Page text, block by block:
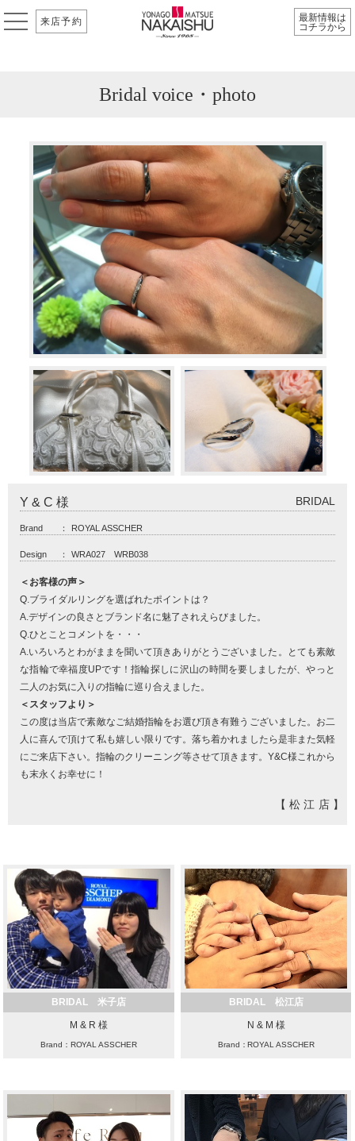
来店予約
最新情報は
コチラから
Bridal voice・photo
Y & C 様 BRIDAL
Brand ： ROYAL ASSCHER
Design ： WRA027 WRB038
＜お客様の声＞
Q.ブライダルリングを選ばれたポイントは？
A.デザインの良さとブランド名に魅了されえらびました。
Q.ひとことコメントを・・・
A.いろいろとわがままを聞いて頂きありがとうございました。とても素敵
な指輪で幸福度UPです！指輪探しに沢山の時間を要しましたが、やっと
二人のお気に入りの指輪に巡り合えました。
＜スタッフより＞
この度は当店で素敵なご結婚指輪をお選び頂き有難うございました。お二
人に喜んで頂けて私も嬉しい限りです。落ち着かれましたら是非また気軽
にご来店下さい。指輪のクリーニング等させて頂きます。Y&C様これから
も末永くお幸せに！
【松江店】
BRIDAL 米子店
M & R 様
Brand：ROYAL ASSCHER
BRIDAL 松江店
N & M 様
Brand：ROYAL ASSCHER